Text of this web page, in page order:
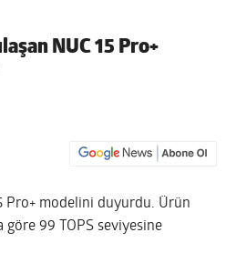
NUC 15 Pro+
Pro+ modelini duyurdu. Ürün
göre 99 TOPS seviyesine